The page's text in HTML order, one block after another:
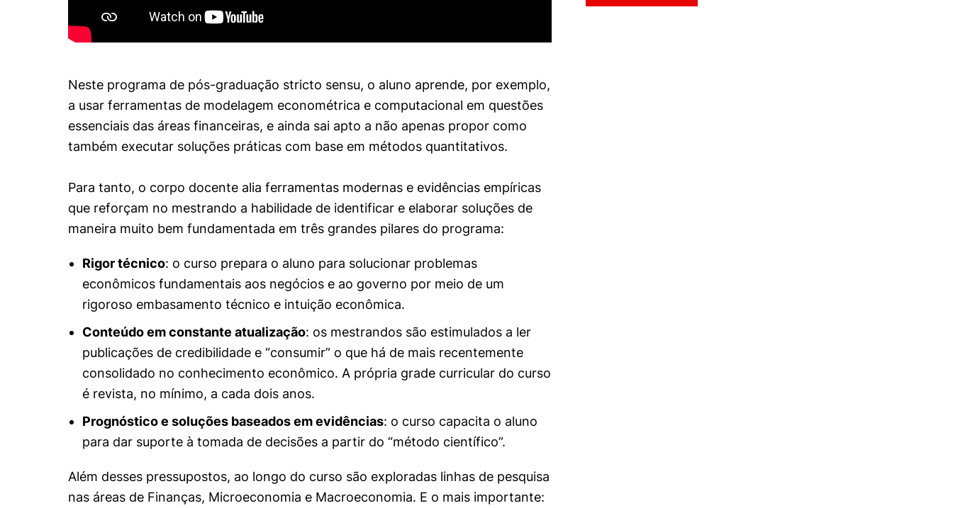
Neste programa de pós-graduação stricto sensu, o aluno aprende, por exemplo,
a usar ferramentas de modelagem econométrica e computacional em questões
essenciais das áreas financeiras, e ainda sai apto a não apenas propor como
também executar soluções práticas com base em métodos quantitativos.
Para tanto, o corpo docente alia ferramentas modernas e evidências empíricas
que reforçam no mestrando a habilidade de identificar e elaborar soluções de
maneira muito bem fundamentada em três grandes pilares do programa:
Rigor técnico: o curso prepara o aluno para solucionar problemas
econômicos fundamentais aos negócios e ao governo por meio de um
rigoroso embasamento técnico e intuição econômica.
Conteúdo em constante atualização: os mestrandos são estimulados a ler
publicações de credibilidade e “consumir” o que há de mais recentemente
consolidado no conhecimento econômico. A própria grade curricular do curso
é revista, no mínimo, a cada dois anos.
Prognóstico e soluções baseados em evidências: o curso capacita o aluno
para dar suporte à tomada de decisões a partir do “método científico”.
Além desses pressupostos, ao longo do curso são exploradas linhas de pesquisa
nas áreas de Finanças, Microeconomia e Macroeconomia. E o mais importante: